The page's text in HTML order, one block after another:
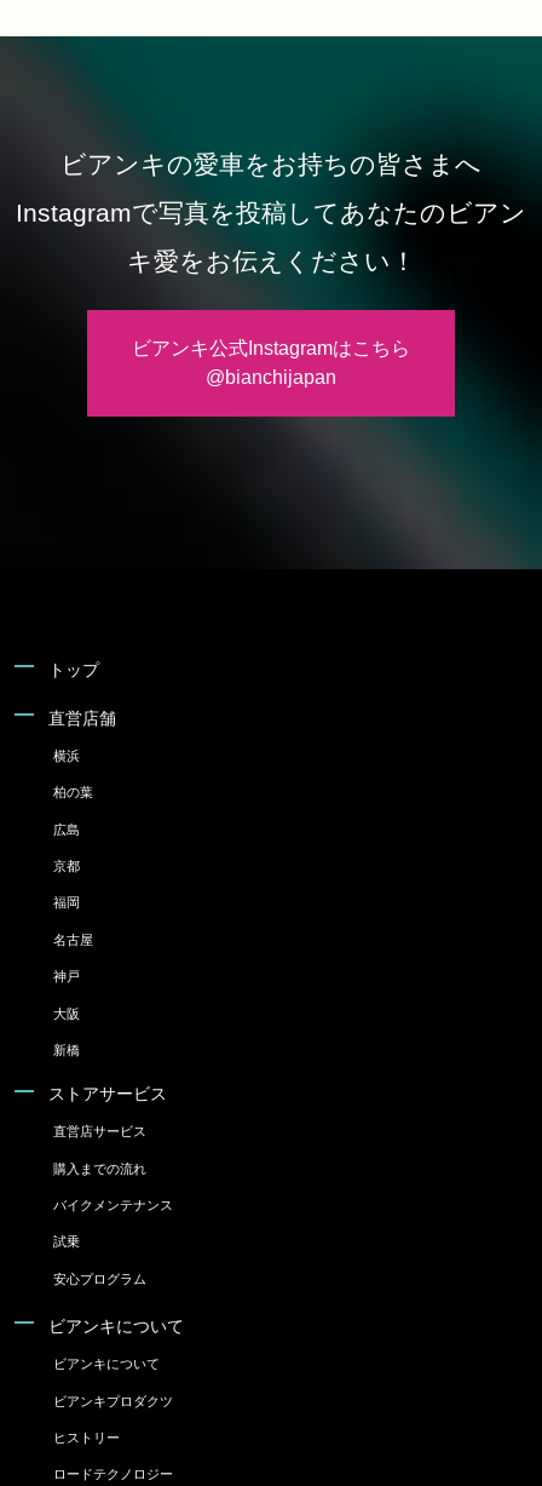
ビアンキの愛車をお持ちの皆さまへ
Instagramで写真を投稿してあなたのビアン
キ愛をお伝えください！
ビアンキ公式Instagramはこちら
@bianchijapan
トップ
直営店舗
横浜
柏の葉
広島
京都
福岡
名古屋
神戸
大阪
新橋
ストアサービス
直営店サービス
購入までの流れ
バイクメンテナンス
試乗
安心プログラム
ビアンキについて
ビアンキについて
ビアンキプロダクツ
ヒストリー
ロードテクノロジー